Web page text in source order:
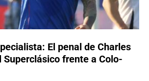
El penal de Charles
Superclásico frente a Colo-